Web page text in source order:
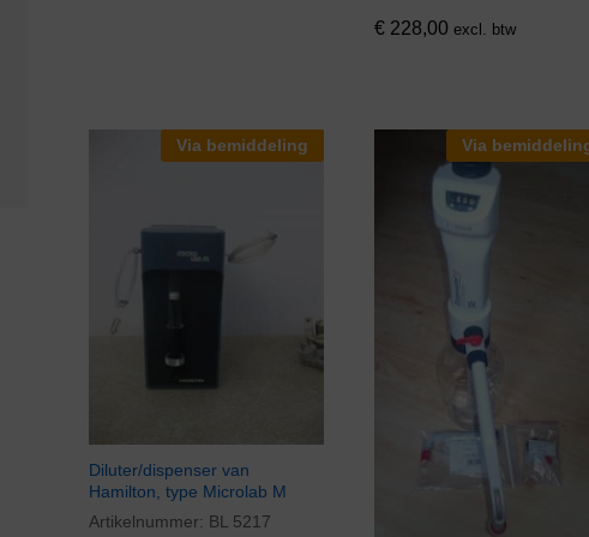
€228,00 excl. btw
Via bemiddeling
Diluter/dispenser van
Hamilton, type Microlab M
Artikelnummer: BL 5217
€127,00
Via